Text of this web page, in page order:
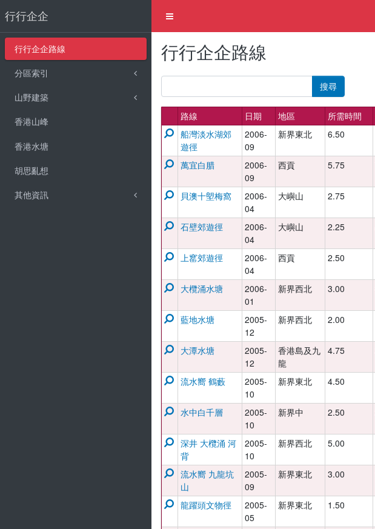
行行企企
行行企企路線
分區索引
山野建築
香港山峰
香港水塘
胡思亂想
其他資訊
行行企企路線
搜尋
路線 日期 地區 所需時間
船灣淡水湖郊
遊徑
2006-
09
新界東北 6.50
萬宜白腊
2006-
09
西貢 5.75
貝澳十塱梅窩
2006-
04
大嶼山 2.75
石壁郊遊徑
2006-
04
大嶼山 2.25
上窰郊遊徑
2006-
04
西貢 2.50
大欖涌水塘
2006-
01
新界西北 3.00
藍地水塘
2005-
12
新界西北 2.00
大潭水塘
2005-
12
香港島及九
龍
4.75
流水嚮 鶴藪
2005-
10
新界東北 4.50
水中白千層
2005-
10
新界中 2.50
深井 大欖涌 河
背
2005-
10
新界西北 5.00
流水嚮 九龍坑
山
2005-
09
新界東北 3.00
龍躍頭文物徑
2005-
05
新界東北 1.50